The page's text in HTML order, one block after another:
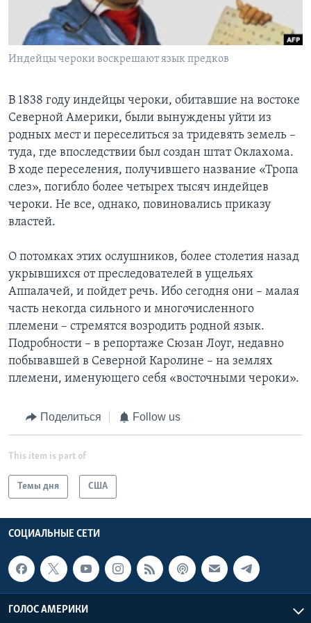
Learning English
СОЦИАЛЬНЫЕ СЕТИ
Языки
Индейцы чероки воскрешают язык предков
В 1838 году индейцы чероки, обитавшие на востоке
Северной Америки, были вынуждены уйти из
родных мест и переселиться за тридевять земель –
туда, где впоследствии был создан штат Оклахома.
В ходе переселения, получившего название «Тропа
слез», погибло более четырех тысяч индейцев
чероки. Не все, однако, повиновались приказу
властей.
О потомках этих ослушников, более столетия назад
укрывшихся от преследователей в ущельях
Аппалачей, и пойдет речь. Ибо сегодня они – малая
часть некогда сильного и многочисленного
племени – стремятся возродить родной язык.
Подробности – в репортаже Сюзан Лоуг, недавно
побывавшей в Северной Каролине – на землях
племени, именующего себя «восточными чероки».
Поделиться Follow us
This item is part of
Темы дня США
СОЦИАЛЬНЫЕ СЕТИ
ГОЛОС АМЕРИКИ